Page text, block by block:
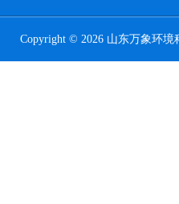
Copyright © 2026 山东万象环境